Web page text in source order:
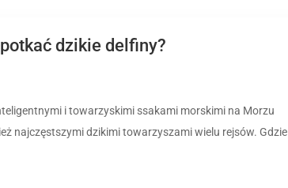
dzikie delfiny?
i towarzyskimi ssakami morskimi na Morzu
najczęstszymi dzikimi towarzyszami wielu rejsów. Gdzie